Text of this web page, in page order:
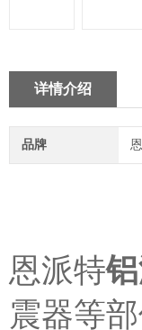
详情介绍
品牌
恩派特
震器等